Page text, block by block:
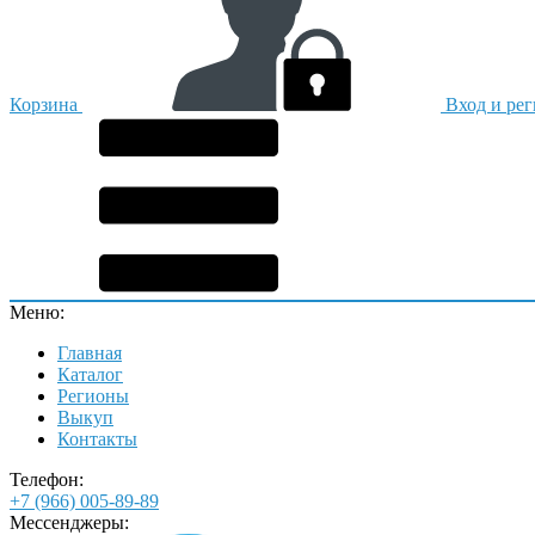
Корзина Вход и
Меню:
Главная
Каталог
Регионы
Выкуп
Контакты
Телефон:
+7 (966) 005-89-89
Мессенджеры: